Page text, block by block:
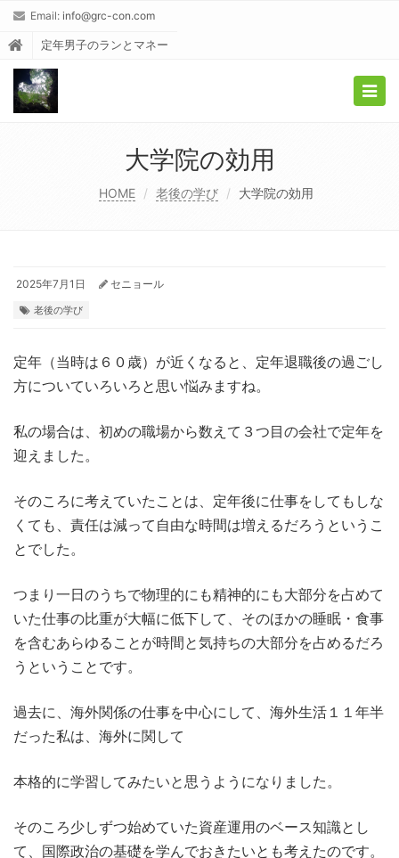
Email: info@grc-con.com
定年男子のランとマネー
大学院の効用
HOME 老後の学び 大学院の効用
2025年7月1日 セニョール
老後の学び
定年（当時は６０歳）が近くなると、定年退職後の過ごし
方についていろいろと思い悩みますね。
私の場合は、初めの職場から数えて３つ目の会社で定年を
迎えました。
そのころに考えていたことは、定年後に仕事をしてもしな
くても、責任は減って自由な時間は増えるだろうというこ
とでした。
つまり一日のうちで物理的にも精神的にも大部分を占めて
いた仕事の比重が大幅に低下して、そのほかの睡眠・食事
を含むあらゆることが時間と気持ちの大部分を占めるだろ
うということです。
過去に、海外関係の仕事を中心にして、海外生活１１年半
だった私は、海外に関して
本格的に学習してみたいと思うようになりました。
そのころ少しずつ始めていた資産運用のベース知識とし
て、国際政治の基礎を学んでおきたいとも考えたのです。